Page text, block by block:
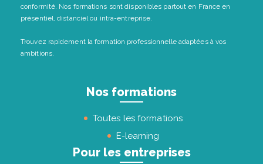
conformité. Nos formations sont disponibles partout en France en
présentiel, distanciel ou intra-entreprise.
Trouvez rapidement la formation professionnelle adaptées à vos
ambitions.
Nos formations
Toutes les formations
E-learning
Pour les entreprises